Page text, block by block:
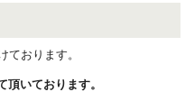
ております。
いております。